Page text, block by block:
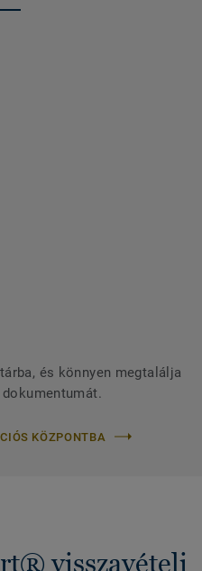
és könnyen megtalálja
KÖZPONTBA
visszavételi